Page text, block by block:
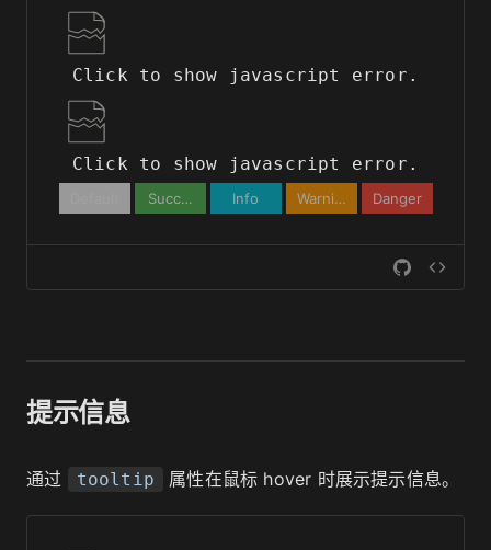
Click to show javascript error.
Click to show javascript error.
Success Info Warning Danger
提示信息
通过 tooltip 属性在鼠标 hover 时展示提示信息。